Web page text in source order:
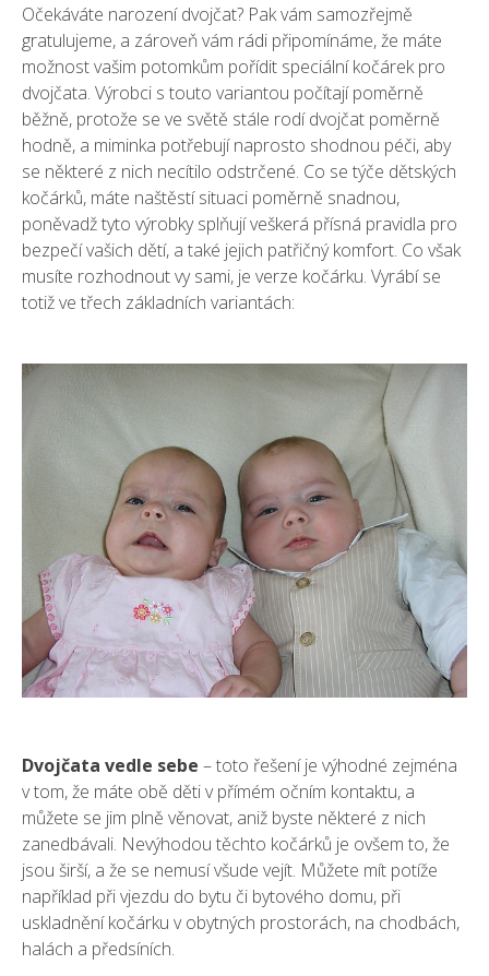
Očekáváte narození dvojčat? Pak vám samozřejmě
gratulujeme, a zároveň vám rádi připomínáme, že máte
možnost vašim potomkům pořídit speciálníkočárek pro
dvojčata. Výrobci s touto variantou počítají poměrně
běžně, protože se ve světě stále rodí dvojčat poměrně
hodně, a miminka potřebují naprosto shodnou péči, aby
se některé z nich necítilo odstrčené. Co se týče dětských
kočárků, máte naštěstí situaci poměrně snadnou,
poněvadž tyto výrobky splňují veškerá přísná pravidla pro
bezpečí vašich dětí, a také jejich patřičný komfort. Co však
musíte rozhodnout vy sami, je verze kočárku. Vyrábí se
totiž ve třech základních variantách:
Dvojčata vedle sebe – toto řešení je výhodné zejména
v tom, že máte obě děti v přímém očním kontaktu, a
můžete se jim plně věnovat, aniž byste některé z nich
zanedbávali. Nevýhodou těchto kočárků je ovšem to, že
jsou širší, a že se nemusí všude vejít. Můžete mít potíže
například při vjezdu do bytu či bytového domu, při
uskladnění kočárku v obytných prostorách, na chodbách,
halách a předsíních.